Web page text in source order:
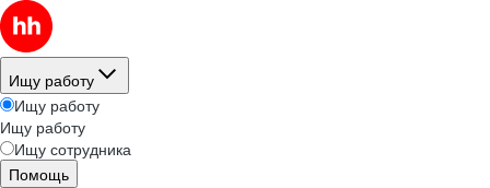
Ищу работу
Ищу работу
Ищу работу
Ищу сотрудника
Помощь